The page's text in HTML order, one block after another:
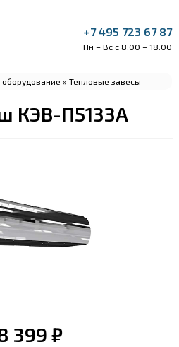
+7 495 723 67 87
Пн – Вс с 8.00 – 18.00
» Тепловые завесы
КЭВ-П5133А
399 ₽